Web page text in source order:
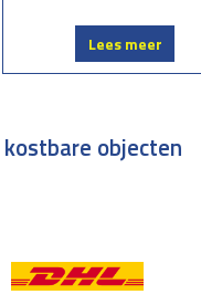
Lees meer
objecten